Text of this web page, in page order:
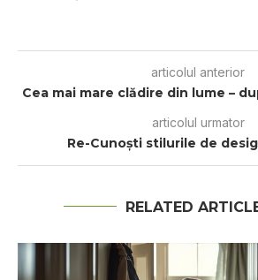
articolul anterior
Cea mai mare clădire din lume –
articolul urmator
Re-Cunoști stilurile de
RELATED